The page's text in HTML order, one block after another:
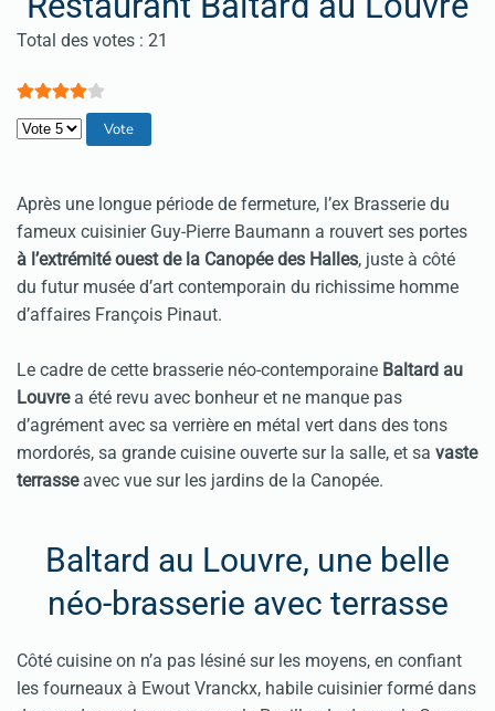
Vote utilisateur:4/
Total des votes : 21
Veuillez voter
Après une longue période de fermeture, l’ex Brasserie du
fameux cuisinier Guy-Pierre Baumann a rouvert ses portes
à l’extrémité ouest de la Canopée des Halles, juste à côté
du futur musée d’art contemporain du richissime homme
d’affaires François Pinaut.
Le cadre de cette brasserie néo-contemporaine Baltard au
Louvrea été revu avec bonheur et ne manque pas
d’agrément avec sa verrière en métal vert dans des tons
mordorés, sa grande cuisine ouverte sur la salle, et sa vaste
terrasseavec vue sur les jardins de la Canopée.
Baltard au Louvre, une belle
néo-brasserie avec terrasse
Côté cuisine on n’a pas lésiné sur les moyens, en confiant
les fourneaux à Ewout Vranckx, habile cuisinier formé dans